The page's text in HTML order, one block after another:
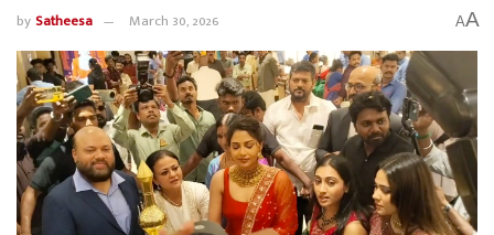
bySatheesa March 30, 2026 AA